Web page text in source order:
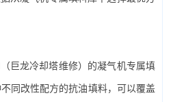
巨龙冷却塔维修）‌的凝气机专属填
同改性配方的抗油填料，可以覆盖